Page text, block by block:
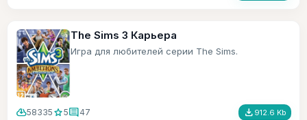
The Sims 3 Карьера
Игра для любителей серии The Sims.
cloud_download58335 star5comment47 file_download 912.6 Kb